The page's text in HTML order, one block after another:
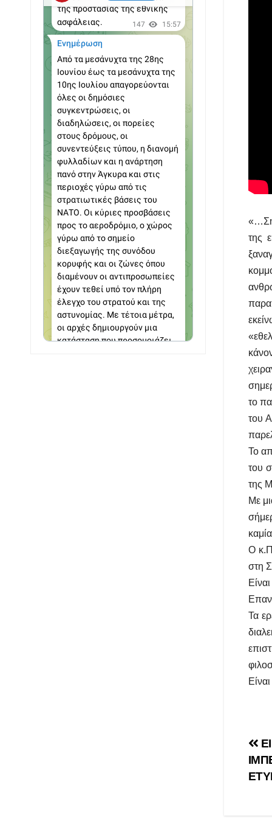
της
το
του
Το
του
της
Με
Ο
στη
Τα